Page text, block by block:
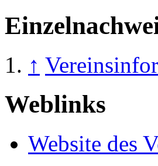
↑
Weblinks
Website des